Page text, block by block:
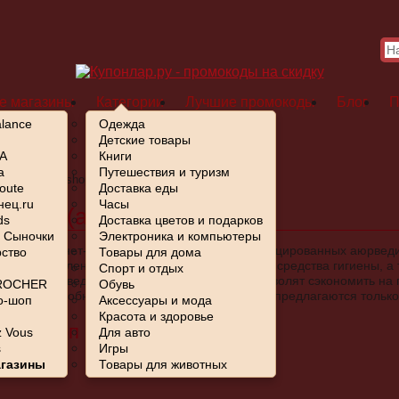
/ Ayurveda-shop
шоп (ayurveda-shop.ru)
интернет-магазин оригинальных сертифицированных
представлена косметика, пищевые добавки, средства гигиены,
Аюрведа Шоп промокоды, которые позволят сэкономить на
обновляются, благодаря чему вам предлагаются
шоп
магазины
Сыночки
шоп
Vous
Категории
Одежда
Детские товары
Книги
Путешествия и туризм
Доставка еды
Часы
Доставка цветов и подарков
Электроника и компьютеры
Товары для дома
Спорт и отдых
Обувь
Аксессуары и мода
Красота и здоровье
Для авто
Игры
Товары для животных
Лучшие промокоды Блог